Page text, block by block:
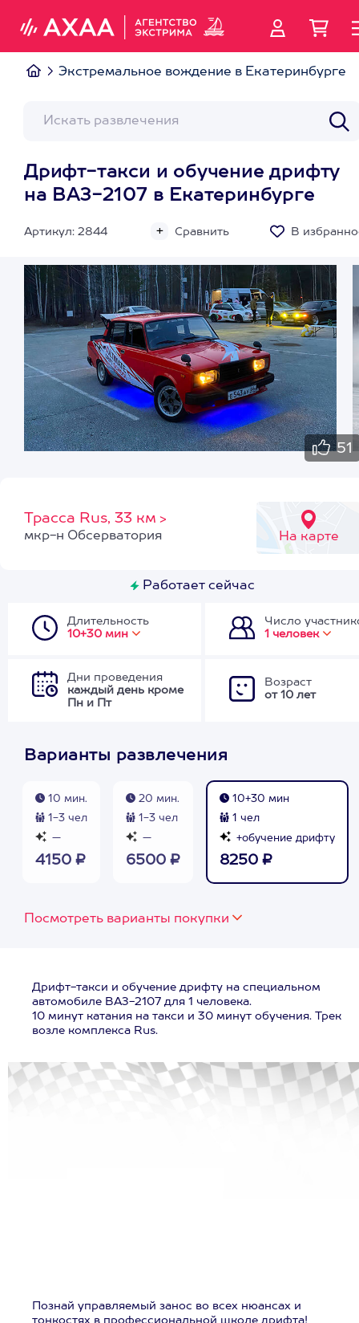
Экстремальное вождение в Екатеринбурге
Дрифт-такси и обучение дрифту
на ВАЗ-2107 в Екатеринбурге
Артикул: 2844 Сравнить В
51
Трасса Rus, 33 км >
На карте
мкр-н Обсерватория
Работает сейчас
Длительность
10+30 мин
Число
1 человек
Дни проведения
каждый день кроме
Пн и Пт
Возраст
от 10 лет
Варианты развлечения
10 мин.
1-3 чел
—
4150 ₽
20 мин.
1-3 чел
—
6500 ₽
10+30 мин
1 чел
+обучение дрифту
8250 ₽
Посмотреть варианты покупки
Дрифт-такси и обучение дрифту на специальном
автомобиле ВАЗ-2107 для 1 человека.
10 минут катания на такси и 30 минут обучения. Трек
возле комплекса Rus.
Познай управляемый занос во всех нюансах и
тонкостях в профессиональной школе дрифта!